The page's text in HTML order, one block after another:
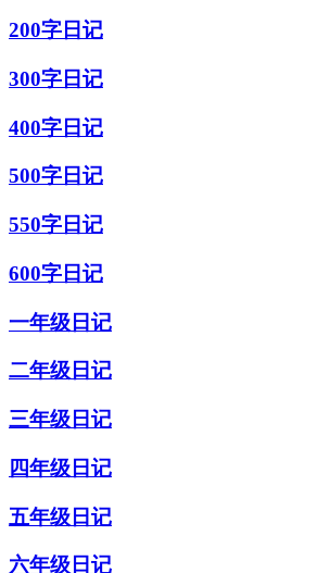
200字日记
300字日记
400字日记
500字日记
550字日记
600字日记
一年级日记
二年级日记
三年级日记
四年级日记
五年级日记
六年级日记